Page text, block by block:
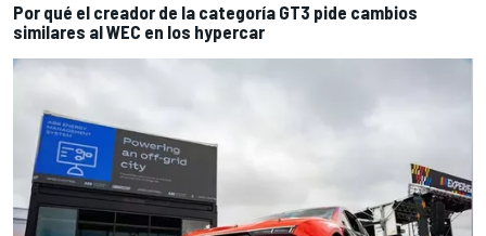
Por qué el creador de la categoría GT3 pide cambios
similares al WEC en los hypercar